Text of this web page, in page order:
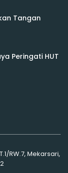
Tangan
Peringati HUT
RW.7, Mekarsari,